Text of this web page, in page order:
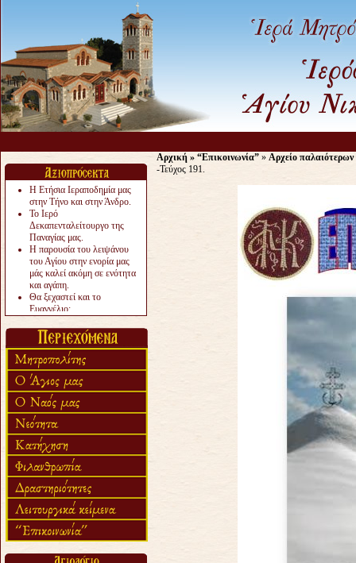
Η Ετήσια Ιεραποδημία μας
στην Τήνο και στην Άνδρο.
Το Ιερό
Δεκαπενταλείτουργο της
Παναγίας μας.
Η παρουσία του λειψάνου
του Αγίου στην ενορία μας
μάς καλεί ακόμη σε ενότητα
και αγάπη.
Θα ξεχαστεί και το
Ευαγγέλιο;
«πολύ αργά».
Ζητείται....
Αρχική » “Επικοινωνία” » Αρχείο παλαιότερων
-Τεύχος 191.